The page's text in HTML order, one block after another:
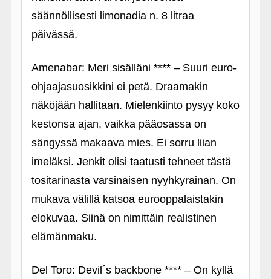
säännöllisesti limonadia n. 8 litraa
päivässä.
Amenabar: Meri sisälläni **** – Suuri euro-
ohjaajasuosikkini ei petä. Draamakin
näköjään hallitaan. Mielenkiinto pysyy koko
kestonsa ajan, vaikka pääosassa on
sängyssä makaava mies. Ei sorru liian
imeläksi. Jenkit olisi taatusti tehneet tästä
tositarinasta varsinaisen nyyhkyrainan. On
mukava välillä katsoa eurooppalaistakin
elokuvaa. Siinä on nimittäin realistinen
elämänmaku.
Del Toro: Devil´s backbone **** – On kyllä